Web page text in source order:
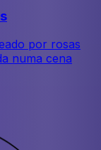
por rosas
numa cena